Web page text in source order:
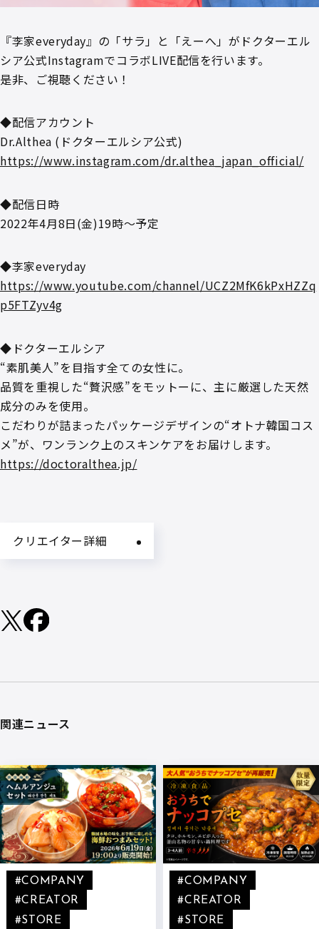
『李家everyday』の「サラ」と「えーへ」がドクターエル
シア公式InstagramでコラボLIVE配信を行います。
是非、ご視聴ください！
◆配信アカウント
Dr.Althea (ドクターエルシア公式)
https://www.instagram.com/dr.althea_japan_official/
◆配信日時
2022年4月8日(金)19時～予定
◆李家everyday
https://www.youtube.com/channel/UCZ2MfK6kPxHZZq
p5FTZyv4g
◆ドクターエルシア
“素肌美人”を目指す全ての女性に。
品質を重視した“贅沢感”をモットーに、主に厳選した天然
成分のみを使用。
こだわりが詰まったパッケージデザインの“オトナ韓国コス
メ”が、ワンランク上のスキンケアをお届けします。
https://doctoralthea.jp/
クリエイター詳細
関連ニュース
#COMPANY
#CREATOR
#STORE
#COMPANY
#CREATOR
#STORE